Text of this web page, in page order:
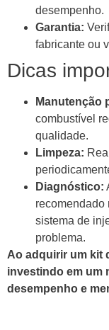
desempenho.
Garantia:
fabricante ou
Dicas
Manutenção
combustível
qualidade.
Limpeza:
Diagnóstico:
recomendado
sistema de
problema.
Ao adquirir um kit
investindo em um
desempenho e